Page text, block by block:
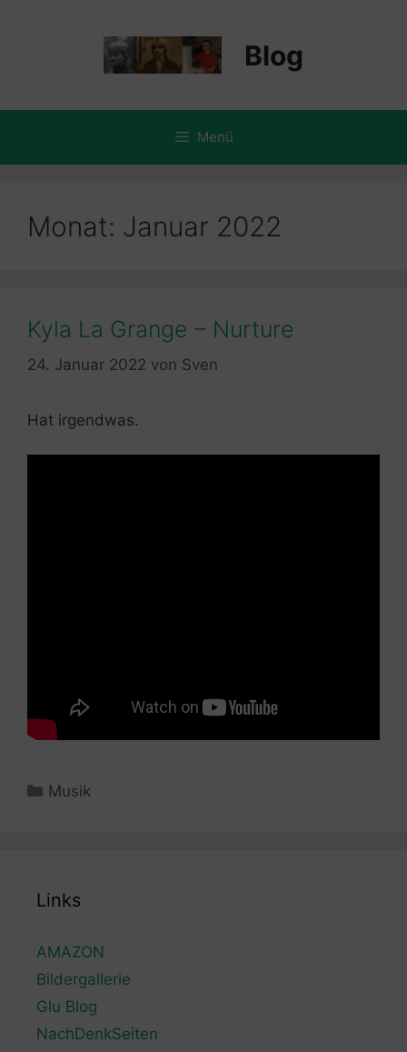
Blog
Menü
Monat: Januar 2022
Kyla La Grange – Nurture
24. Januar 2022 von Sven
Hat irgendwas.
Kategorien
Musik
Links
AMAZON
Bildergallerie
Glu Blog
NachDenkSeiten